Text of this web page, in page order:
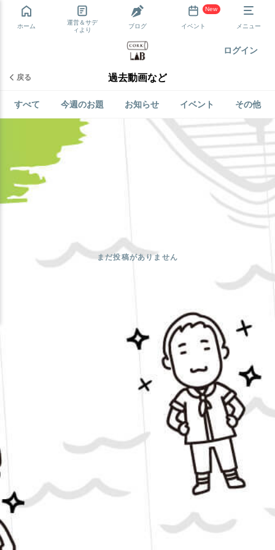
ホーム
運営＆サデ
ィより
ブログ
New
イベント メニュー
ログイン
戻る 過去動画など
すべて 今週のお題 お知らせ イベント その他
まだ投稿がありません